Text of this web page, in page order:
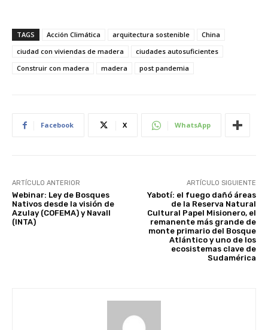
TAGS Acción Climática arquitectura sostenible
China
ciudad con viviendas de madera
ciudades autosuficientes
Construir con madera
madera post pandemia
Facebook X WhatsApp
ARTÍCULO ANTERIOR
Webinar: Ley de Bosques
Nativos desde la visión de
Azulay (COFEMA) y Navall
(INTA)
ARTÍCULO SIGUIENTE
Yabotí: el fuego dañó áreas
de la Reserva Natural
Cultural Papel Misionero, el
remanente más grande de
monte primario del Bosque
Atlántico y uno de los
ecosistemas clave de
Sudamérica